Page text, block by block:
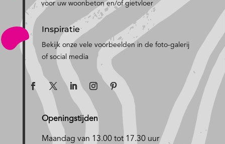
voor uw woonbeton en/of gietvloer
Inspiratie
Bekijk onze vele voorbeelden in de foto-galerij
of social media
Openingstijden
Maandag van 13.00 tot 17.30 uur